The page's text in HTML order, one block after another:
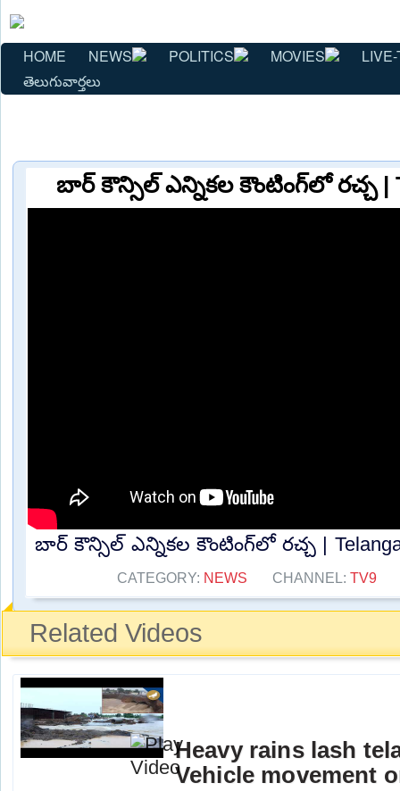
HOME NEWS POLITICS MOVIES
తెలుగువార్తలు
బార్ కౌన్సిల్ ఎన్నికల కౌంటింగ్‌లో రచ్చ |
బార్ కౌన్సిల్ ఎన్నికల కౌంటింగ్‌లో రచ్చ |
CATEGORY: NEWS CHANNEL:TV9
Related Videos
Heavy rains lash
Vehicle movement